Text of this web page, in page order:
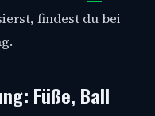
findest du bei
Füße, Ball